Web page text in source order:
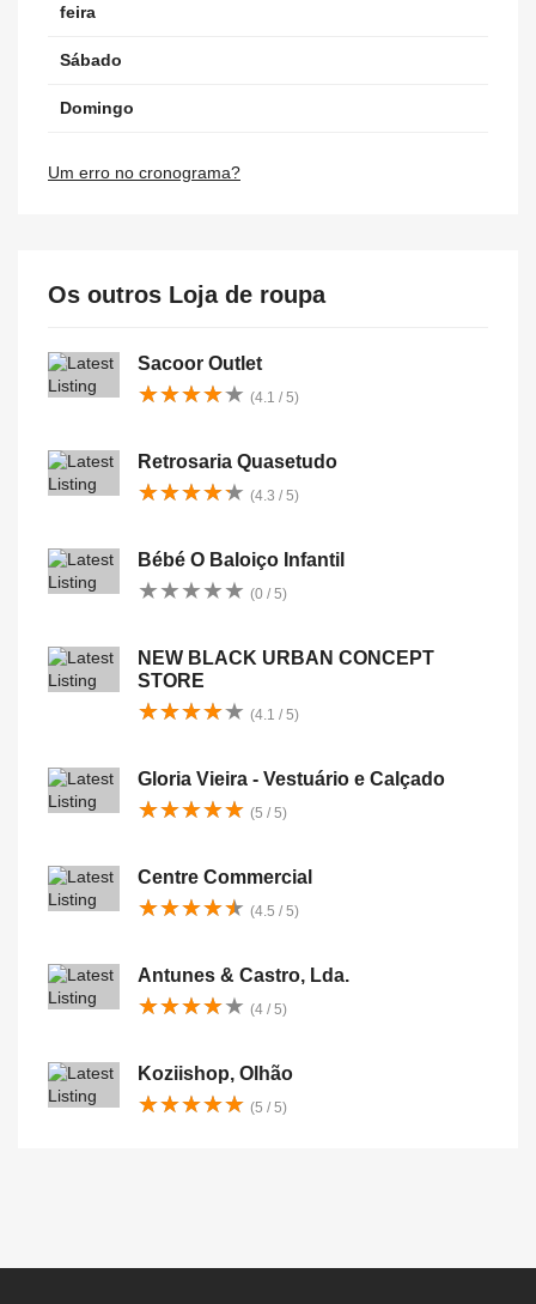
feira
Sábado
Domingo
Um erro no cronograma?
Os outros Loja de roupa
Sacoor Outlet
★★★★★
★★★★★ (4.1 / 5)
Retrosaria Quasetudo
★★★★★
★★★★★ (4.3 / 5)
Bébé O Baloiço Infantil
★★★★★
★★★★★ (0 / 5)
NEW BLACK URBAN CONCEPT
STORE
★★★★★
★★★★★ (4.1 / 5)
Gloria Vieira - Vestuário e Calçado
★★★★★
★★★★★ (5 / 5)
Centre Commercial
★★★★★
★★★★★ (4.5 / 5)
Antunes & Castro, Lda.
★★★★★
★★★★★ (4 / 5)
Koziishop, Olhão
★★★★★
★★★★★ (5 / 5)